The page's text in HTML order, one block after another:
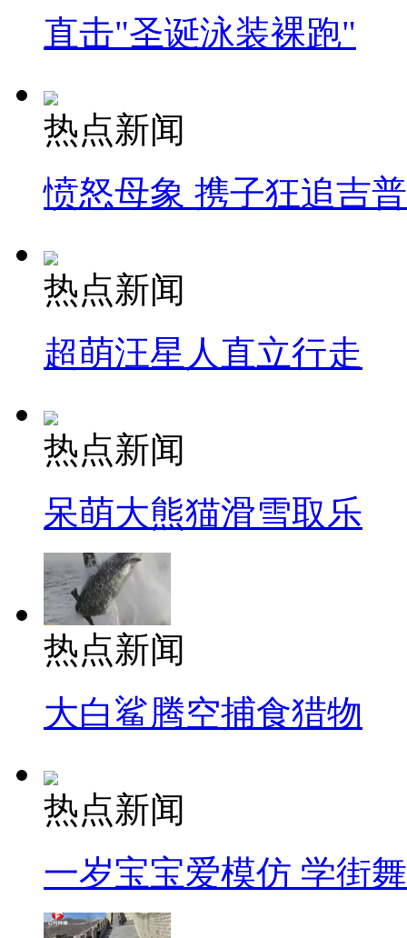
直击"圣诞泳装裸跑"
热点新闻
愤怒母象 携子狂追吉
热点新闻
超萌汪星人直立行走
热点新闻
呆萌大熊猫滑雪取乐
热点新闻
大白鲨腾空捕食猎物
热点新闻
一岁宝宝爱模仿 学街